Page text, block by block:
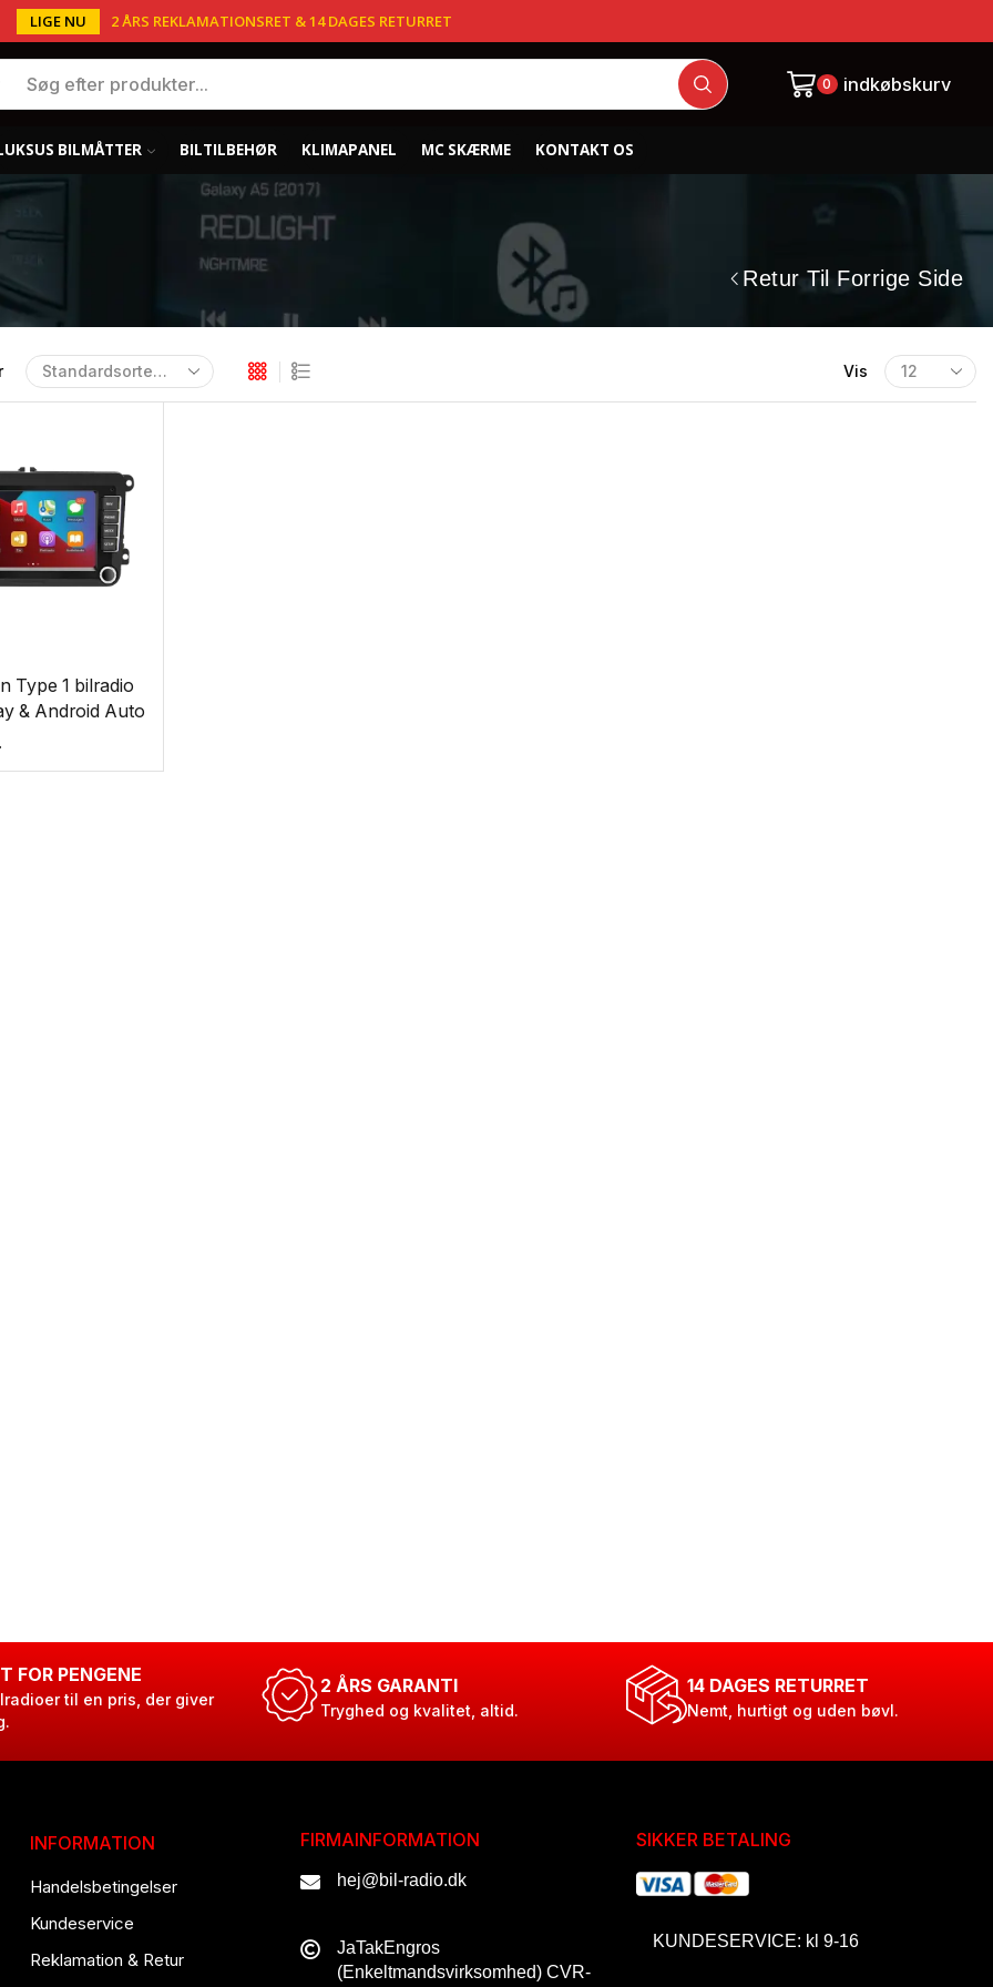
LIGE NU 2 ÅRS REKLAMATIONSRET & 14 DAGES RETURRET
0 indkøbskurv
BILMÅTTER BILTILBEHØR KLIMAPANEL MC SKÆRME KONTAKT OS
Retur Til Forrige Side
Vis
Type 1 bilradio
& Android Auto
FOR PENGENE
til en pris, der giver
2 ÅRS GARANTI
Tryghed og kvalitet, altid.
14 DAGES RETURRET
Nemt, hurtigt og uden bøvl.
INFORMATION
Handelsbetingelser
Kundeservice
Reklamation & Retur
FIRMAINFORMATION
hej@bil-radio.dk
JaTakEngros
(Enkeltmandsvirksomhed) CVR-
SIKKER BETALING
KUNDESERVICE: kl 9-16